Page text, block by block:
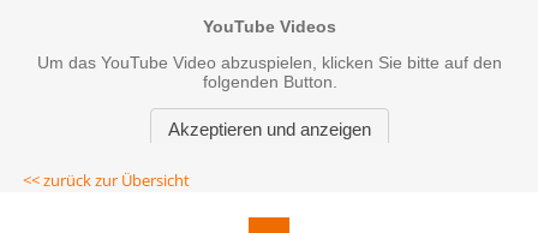
<< zurück zur Übersicht